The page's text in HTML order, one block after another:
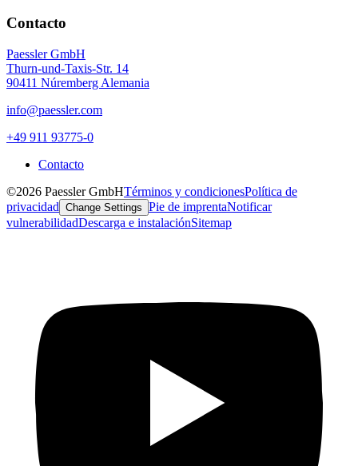
Contacto
Paessler GmbH
Thurn-und-Taxis-Str. 14
90411 Núremberg Alemania
info@paessler.com
+49 911 93775-0
Contacto
©2026 Paessler GmbHTérminos y condicionesPolítica de
privacidad Change Settings Pie de imprentaNotificar
vulnerabilidadDescarga e instalaciónSitemap